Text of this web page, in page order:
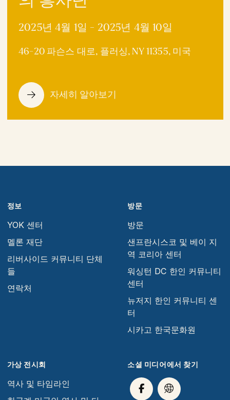
2025년 4월 1일 - 2025년 4월 10일
46-20 파슨스 대로, 플러싱, NY 11355, 미국
자세히 알아보기
정보
YOK 센터
멜론 재단
리버사이드 커뮤니티 단체
들
연락처
방문
방문
샌프란시스코 및 베이 지
역 코리아 센터
워싱턴 DC 한인 커뮤니티
센터
뉴저지 한인 커뮤니티 센
터
시카고 한국문화원
가상 전시회
역사 및 타임라인
소셜 미디어에서 찾기